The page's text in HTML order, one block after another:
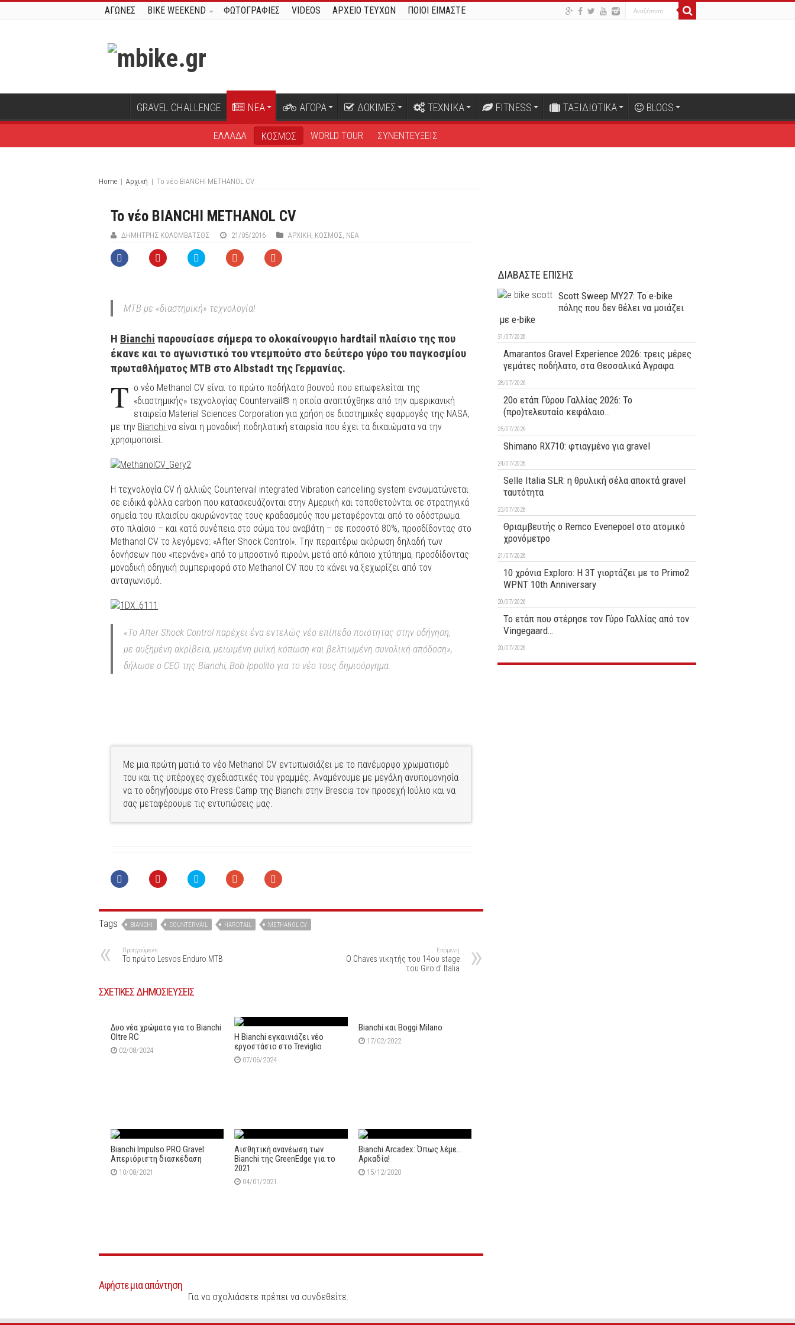
ΑΓΩΝΕΣ BIKE WEEKEND ΦΩΤΟΓΡΑΦΙΕΣ VIDEOS ΑΡΧΕΙΟ ΤΕΥΧΩΝ ΠΟΙΟΙ ΕΙΜΑΣΤΕ
GRAVEL CHALLENGE ΝΕΑ ΑΓΟΡΑ ΔΟΚΙΜΕΣ ΤΕΧΝΙΚΑ FITNESS ΤΑΞΙΔΙΩΤΙΚΑ BLOGS
ΕΛΛΑΔΑ ΚΟΣΜΟΣ WORLD TOUR ΣΥΝΕΝΤΕΥΞΕΙΣ
Home | Αρχική | Το νέο BIANCHI METHANOL CV
Το νέο BIANCHI METHANOL CV
ΔΗΜΉΤΡΗΣ ΚΟΛΟΜΒΆΤΣΟΣ 21/05/2016 ΑΡΧΙΚΉ, ΚΟΣΜΟΣ, ΝΕΑ
MTB με «διαστημική» τεχνολογία!
Η Bianchi παρουσίασε σήμερα το ολοκαίνουργιο hardtail πλαίσιο της που
έκανε και το αγωνιστικό του ντεμπούτο στο δεύτερο γύρο του παγκοσμίου
πρωταθλήματος MTB στο Albstadt της Γερμανίας.
Τ ο νέο Methanol CV είναι το πρώτο ποδήλατο βουνού που επωφελείται της
«διαστημικής» τεχνολογίας Countervail® η οποία αναπτύχθηκε από την αμερικανική
εταιρεία Material Sciences Corporation για χρήση σε διαστημικές εφαρμογές της NASA,
με την Βianchi να είναι η μοναδική ποδηλατική εταιρεία που έχει τα δικαιώματα να την
χρησιμοποιεί.
Η τεχνολογία CV ή αλλιώς Countervail integrated Vibration cancelling system ενσωματώνεται
σε ειδικά φύλλα carbon που κατασκευάζονται στην Αμερική και τοποθετούνται σε στρατηγικά
σημεία του πλαισίου ακυρώνοντας τους κραδασμούς που μεταφέρονται από το οδόστρωμα
στο πλαίσιο – και κατά συνέπεια στο σώμα του αναβάτη – σε ποσοστό 80%, προσδίδοντας στο
Methanol CV το λεγόμενο: «After Shock Control». Tην περαιτέρω ακύρωση δηλαδή των
δονήσεων που «περνάνε» από το μπροστινό πιρούνι μετά από κάποιο χτύπημα, προσδίδοντας
μοναδική οδηγική συμπεριφορά στο Methanol CV που το κάνει να ξεχωρίζει από τον
ανταγωνισμό.
«Το After Shock Control παρέχει ένα εντελώς νέο επίπεδο ποιότητας στην οδήγηση,
με αυξημένη ακρίβεια, μειωμένη μυϊκή κόπωση και βελτιωμένη συνολική απόδοση»,
δήλωσε ο CEO της Bianchi, Bob Ippolito για το νέο τους δημιούργημα.
Με μια πρώτη ματιά το νέο Methanol CV εντυπωσιάζει με το πανέμορφο χρωματισμό
του και τις υπέροχες σχεδιαστικές του γραμμές. Αναμένουμε με μεγάλη ανυπομονησία
να το οδηγήσουμε στo Press Camp της Bianchi στην Brescia τον προσεχή Ιούλιο και να
σας μεταφέρουμε τις εντυπώσεις μας.
Tags BIANCHI COUNTERVAIL HARDTAIL METHANOL CV
Προηγούμενη
Το πρώτο Lesvos Enduro MTB
Επόμενη
Ο Chaves νικητής του 14ου stage
του Giro d’ Italia
ΣΧΕΤΙΚΕΣ ΔΗΜΟΣΙΕΥΣΕΙΣ
Δυο νέα χρώματα για το Bianchi
Oltre RC
02/08/2024
H Bianchi εγκαινιάζει νέο
εργοστάσιο στο Treviglio
07/06/2024
Bianchi και Boggi Milano
17/02/2022
Bianchi Impulso PRO Gravel:
Απεριόριστη διασκέδαση
10/08/2021
Αισθητική ανανέωση των
Bianchi της GreenEdge για το
2021
04/01/2021
Bianchi Arcadex: Όπως λέμε…
Αρκαδία!
15/12/2020
Αφήστε μια απάντηση
Για να σχολιάσετε πρέπει να συνδεθείτε.
ΔΙΑΒΑΣΤΕ ΕΠΙΣΗΣ
Scott Sweep MY27: Το e-bike
πόλης που δεν θέλει να μοιάζει
με e-bike
31/07/2026
Amarantos Gravel Experience 2026: τρεις μέρες
γεμάτες ποδήλατο, στα Θεσσαλικά Άγραφα
28/07/2026
20ο ετάπ Γύρου Γαλλίας 2026: Το
(προ)τελευταίο κεφάλαιο…
25/07/2026
Shimano RX710: φτιαγμένο για gravel
24/07/2026
Selle Italia SLR: η θρυλική σέλα αποκτά gravel
ταυτότητα
23/07/2026
Θριαμβευτής ο Remco Evenepoel στο ατομικό
χρονόμετρο
21/07/2026
10 χρόνια Exploro: Η 3T γιορτάζει με το Primo2
WPNT 10th Anniversary
20/07/2026
Το ετάπ που στέρησε τον Γύρο Γαλλίας από τον
Vingegaard…
20/07/2026